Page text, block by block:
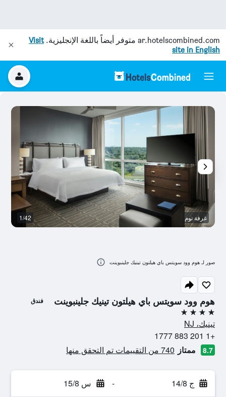
ar.hotelscombined.com متوفر أيضاً باللغة الإنجليزية.Visit
site in English
هوم وود سويتس باي هيلتون تينيك جلينبوينت فندق
4 نجوم
تينيك، NJ
+1 201 883 1777
8.7 ممتاز 740 من التقييمات تم التحقق منها
ج 14/8 - س 15/8
غرفة نوم 1/42
صور لـ هوم وود سويتس باي هيلتون تينيك جلينبوينت